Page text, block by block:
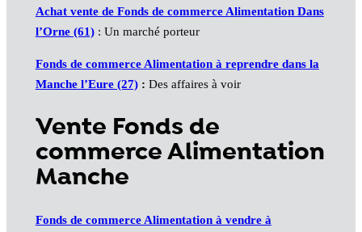
Achat vente de Fonds de commerce Alimentation Dans
l’Orne (61): Un marché porteur
Fonds de commerce Alimentation à reprendre dans la
Manche l’Eure (27): Des affaires à voir
Vente Fonds de
commerce Alimentation
Manche
Fonds de commerce Alimentation à vendre à